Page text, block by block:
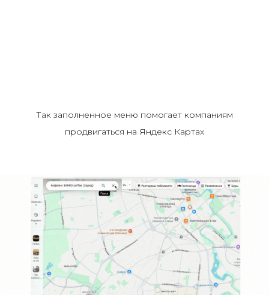
Так заполненное меню помогает компаниям
продвигаться на Яндекс Картах